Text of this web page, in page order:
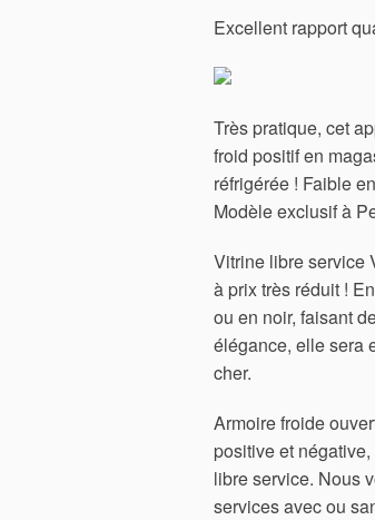
Excellent rapport
Très pratique, cet
froid positif en
réfrigérée ! Faible
Modèle exclusif à
Vitrine libre service
à prix très réduit !
ou en noir, faisant
élégance, elle sera
cher.
Armoire froide
positive et
libre service. Nous
services avec ou